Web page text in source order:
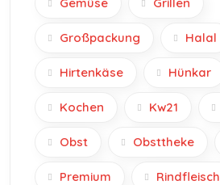
Großpackung Halal
Hirtenkäse Hünkar
Kochen Kw21
Obst Obsttheke
Premium Rindfleisch